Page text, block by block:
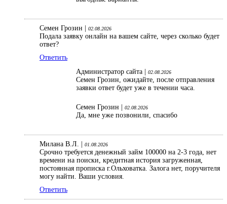
Семен Грозин | 02.08.2026
Подала заявку онлайн на вашем сайте, через сколько будет
ответ?
Ответить
Администратор сайта |
02.08.2026
Семен Грозин, ожидайте, после отправления
заявки ответ будет уже в течении часа.
Семен Грозин | 02.08.2026
Да, мне уже позвонили, спасибо
Милана В.Л. | 01.08.2026
Срочно требуется денежный займ 100000 на 2-3 года, нет
времени на поиски, кредитная история загруженная,
постоянная прописка г.Ольховатка. Залога нет, поручителя
могу найти. Ваши условия.
Ответить